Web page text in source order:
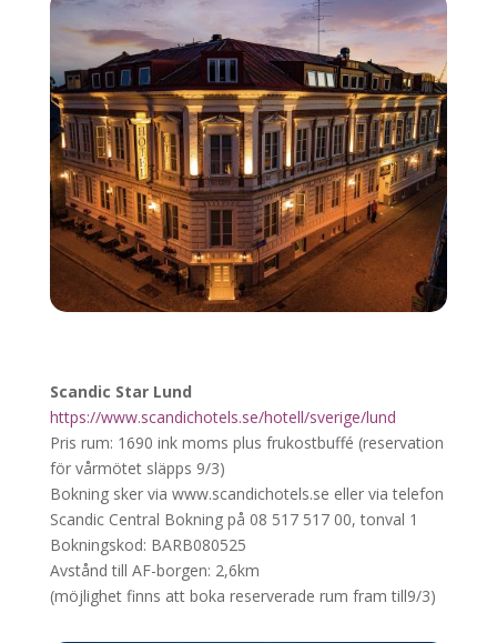
Scandic Star Lund
https://www.scandichotels.se/hotell/sverige/lund
Pris rum: 1690 ink moms plus frukostbuffé (reservation
för vårmötet släpps 9/3)
Bokning sker via www.scandichotels.se eller via telefon
Scandic Central Bokning på 08 517 517 00, tonval 1
Bokningskod: BARB080525
Avstånd till AF-borgen: 2,6km
(möjlighet finns att boka reserverade rum fram till9/3)